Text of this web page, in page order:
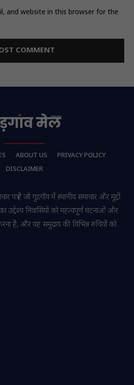
and website in this browser for the
ABOUT US
PRIVACY POLICY
DISCLAIMER
पत्र है जो गुडगाँव में स्थानीय समाचार और मुद्दों
उद्देश्य निवासियों को महत्वपूर्ण घटनाओं और
है, और यह समुदाय की विभिन्न रुचियों को